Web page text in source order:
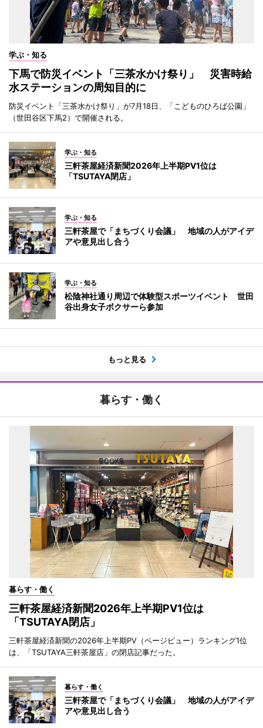
学ぶ・知る
下馬で防災イベント「三茶水かけ祭り」 災害時給
水ステーションの周知目的に
防災イベント「三茶水かけ祭り」が7月18日、「こどものひろば公園」
（世田谷区下馬2）で開催される。
学ぶ・知る
三軒茶屋経済新聞2026年上半期PV1位は
「TSUTAYA閉店」
学ぶ・知る
三軒茶屋で「まちづくり会議」 地域の人がアイデ
アや意見出し合う
学ぶ・知る
松陰神社通り周辺で体験型スポーツイベント 世田
谷出身女子ボクサーら参加
もっと見る
暮らす・働く
暮らす・働く
三軒茶屋経済新聞2026年上半期PV1位は
「TSUTAYA閉店」
三軒茶屋経済新聞の2026年上半期PV（ページビュー）ランキング1位
は、「TSUTAYA三軒茶屋店」の閉店記事だった。
暮らす・働く
三軒茶屋で「まちづくり会議」 地域の人がアイデ
アや意見出し合う